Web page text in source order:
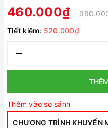
460.000₫
Tiết kiệm: 520.000₫
–
Thêm vào so sánh
CHƯƠNG TRÌNH